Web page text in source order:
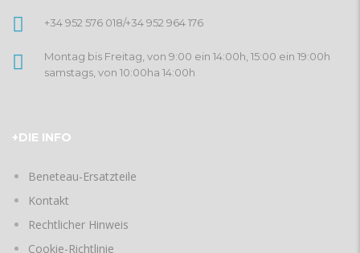
+34 952 576 018/+34 952 964 176
Montag bis Freitag, von 9:00 ein 14:00h, 15:00 ein 19:00h
samstags, von 10:00ha 14:00h
+DIE INFO
Beneteau-Ersatzteile
Kontakt
Rechtlicher Hinweis
Cookie-Richtlinie